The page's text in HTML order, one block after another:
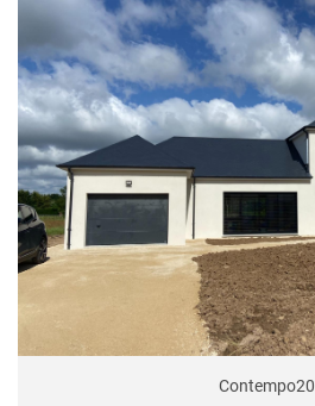
Contempo20